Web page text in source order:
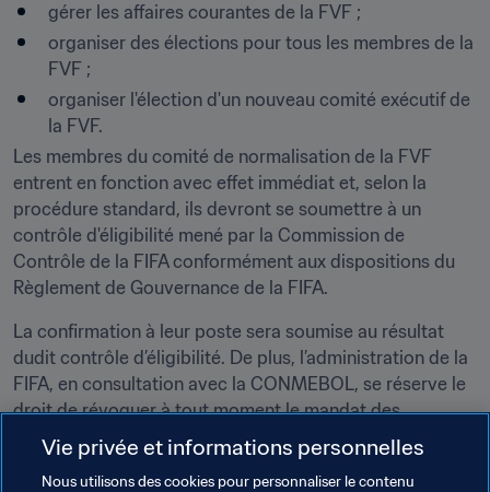
gérer les affaires courantes de la FVF ;
organiser des élections pour tous les membres de la
FVF ;
organiser l'élection d'un nouveau comité exécutif de
la FVF.
Les membres du comité de normalisation de la FVF
entrent en fonction avec effet immédiat et, selon la
procédure standard, ils devront se soumettre à un
contrôle d'éligibilité mené par la Commission de
Contrôle de la FIFA conformément aux dispositions du
Règlement de Gouvernance de la FIFA.
La confirmation à leur poste sera soumise au résultat
dudit contrôle d’éligibilité. De plus, l’administration de la
FIFA, en consultation avec la CONMEBOL, se réserve le
droit de révoquer à tout moment le mandat des
membres du comité de normalisation ou de désigner des
membres supplémentaires.
Vie privée et informations personnelles
Nous utilisons des cookies pour personnaliser le contenu